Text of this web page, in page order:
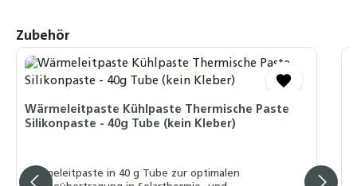
20,90 €
Winkel-Verschraubung 90° DN20 auf 22mm
12,90 €
Produktgalerie überspringen
Zubehör
Wärmeleitpaste Kühlpaste Thermische Paste
Silikonpaste - 40g Tube (kein Kleber)
Wärmeleitpaste in 40 g Tube zur optimalen